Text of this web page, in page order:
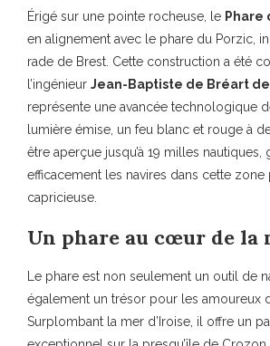
Érigé sur une pointe rocheuse, le Phare
en alignement avec le phare du Porzic,
rade de Brest. Cette construction a été
l’ingénieur Jean-Baptiste de Bréart
représente une avancée technologique
lumière émise, un feu blanc et rouge à
être aperçue jusqu’à 19 milles nautiques,
efficacement les navires dans cette zone
capricieuse.
Un phare au cœur de la
Le phare est non seulement un outil de
également un trésor pour les amoureux
Surplombant la mer d’Iroise, il offre un